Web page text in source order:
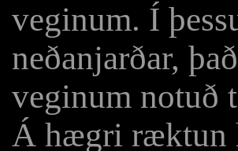
veginum. Í
neðanjarðar,
veginum notuð
Á hægri ræktun